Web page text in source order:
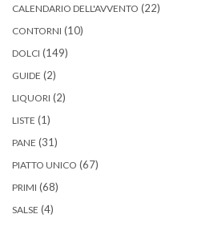
CALENDARIO DELL'AVVENTO (22)
CONTORNI (10)
DOLCI (149)
GUIDE (2)
LIQUORI (2)
LISTE (1)
PANE (31)
PIATTO UNICO (67)
PRIMI (68)
SALSE (4)